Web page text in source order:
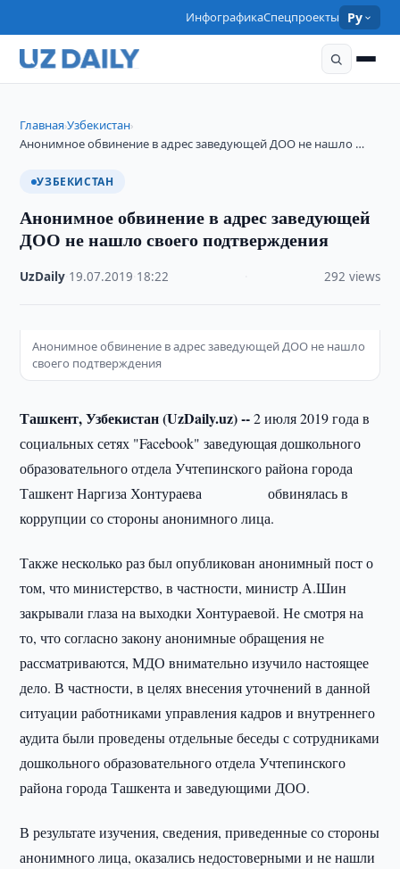
ИнфографикаСпецпроекты Ру
Главная›Узбекистан›
Анонимное обвинение в адрес заведующей ДОО не нашло …
УЗБЕКИСТАН
Анонимное обвинение в адрес заведующей
ДОО не нашло своего подтверждения
UzDaily 19.07.2019 18:22 292 views
Анонимное обвинение в адрес заведующей ДОО не нашло
своего подтверждения
Ташкент, Узбекистан (UzDaily.uz) --2 июля 2019 года в
социальных сетях "Facebook" заведующая дошкольного
образовательного отдела Учтепинского района города
Ташкент Наргиза Хонтураева обвинялась в
коррупции со стороны анонимного лица.
Также несколько раз был опубликован анонимный пост о
том, что министерство, в частности, министр А.Шин
закрывали глаза на выходки Хонтураевой. Не смотря на
то, что согласно закону анонимные обращения не
рассматриваются, МДО внимательно изучило настоящее
дело. В частности, в целях внесения уточнений в данной
ситуации работниками управления кадров и внутреннего
аудита были проведены отдельные беседы с сотрудниками
дошкольного образовательного отдела Учтепинского
района города Ташкента и заведующими ДОО.
В результате изучения, сведения, приведенные со стороны
анонимного лица, оказались недостоверными и не нашли